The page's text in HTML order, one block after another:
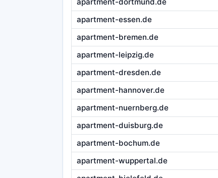
apartment-dortmund.de
apartment-essen.de
apartment-bremen.de
apartment-leipzig.de
apartment-dresden.de
apartment-hannover.de
apartment-nuernberg.de
apartment-duisburg.de
apartment-bochum.de
apartment-wuppertal.de